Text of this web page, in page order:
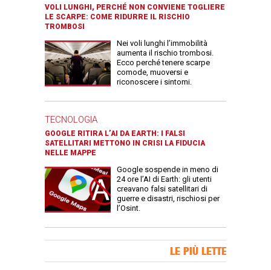
VOLI LUNGHI, PERCHÉ NON CONVIENE TOGLIERE
LE SCARPE: COME RIDURRE IL RISCHIO
TROMBOSI
Nei voli lunghi l’immobilità
aumenta il rischio trombosi.
Ecco perché tenere scarpe
comode, muoversi e
riconoscere i sintomi.
TECNOLOGIA
GOOGLE RITIRA L’AI DA EARTH: I FALSI
SATELLITARI METTONO IN CRISI LA FIDUCIA
NELLE MAPPE
Google sospende in meno di
24 ore l’AI di Earth: gli utenti
creavano falsi satellitari di
guerre e disastri, rischiosi per
l’Osint.
LE PIÙ LETTE